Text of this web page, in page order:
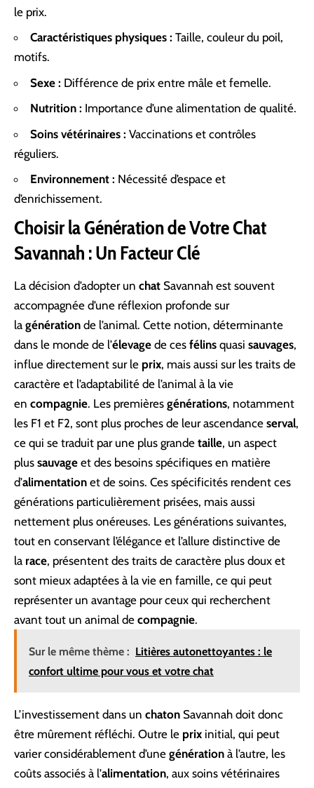
le prix.
Caractéristiques physiques : Taille, couleur du poil,
motifs.
Sexe : Différence de prix entre mâle et femelle.
Nutrition : Importance d’une alimentation de qualité.
Soins vétérinaires : Vaccinations et contrôles
réguliers.
Environnement : Nécessité d’espace et
d’enrichissement.
Choisir la Génération de Votre Chat
Savannah : Un Facteur Clé
La décision d’adopter un chat Savannah est souvent
accompagnée d’une réflexion profonde sur
la génération de l’animal. Cette notion, déterminante
dans le monde de l’élevage de ces félins quasi sauvages,
influe directement sur le prix, mais aussi sur les traits de
caractère et l’adaptabilité de l’animal à la vie
en compagnie. Les premières générations, notamment
les F1 et F2, sont plus proches de leur ascendance serval,
ce qui se traduit par une plus grande taille, un aspect
plus sauvage et des besoins spécifiques en matière
d’alimentation et de soins. Ces spécificités rendent ces
générations particulièrement prisées, mais aussi
nettement plus onéreuses. Les générations suivantes,
tout en conservant l’élégance et l’allure distinctive de
la race, présentent des traits de caractère plus doux et
sont mieux adaptées à la vie en famille, ce qui peut
représenter un avantage pour ceux qui recherchent
avant tout un animal de compagnie.
Sur le même thème : Litières autonettoyantes : le
confort ultime pour vous et votre chat
L’investissement dans un chaton Savannah doit donc
être mûrement réfléchi. Outre le prix initial, qui peut
varier considérablement d’une génération à l’autre, les
coûts associés à l’alimentation, aux soins vétérinaires